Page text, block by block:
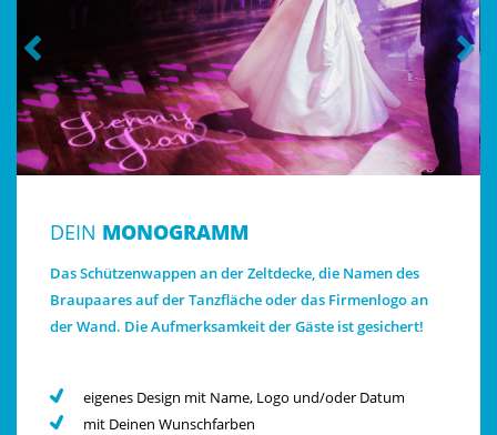
DEIN MONOGRAMM
Das Schützenwappen an der Zeltdecke, die Namen des
Braupaares auf der Tanzfläche oder das Firmenlogo an
der Wand. Die Aufmerksamkeit der Gäste ist gesichert!
eigenes Design mit Name, Logo und/oder Datum
mit Deinen Wunschfarben